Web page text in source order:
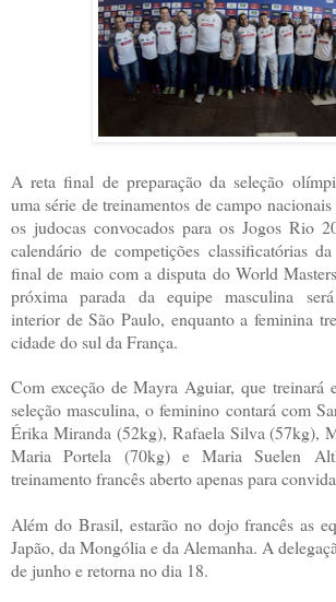
A reta final de preparação da seleção
uma série de treinamentos de campo
os judocas convocados para os Jogos Rio
calendário de competições classificatórias
final de maio com a disputa do World
próxima parada da equipe masculina será
interior de São Paulo, enquanto a feminina
cidade do sul da França.
Com exceção de Mayra Aguiar, que treinará
seleção masculina, o feminino contará com
Érika Miranda (52kg), Rafaela Silva (57kg),
Maria Portela (70kg) e Maria Suelen
treinamento francês aberto apenas para
Além do Brasil, estarão no dojo francês as
Japão, da Mongólia e da Alemanha. A
de junho e retorna no dia 18.